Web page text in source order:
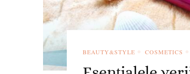
BEAUTY&STYLE COSMETICS